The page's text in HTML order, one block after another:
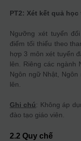
PT2: Xét kết quả học
Ngưỡng xét tuyển
điểm tối thiểu theo
hợp 3 môn xét tuyển
lên. Riêng các ngành
Ngôn ngữ Nhật,
lên.
Ghi chú: Không áp
đào tạo giáo viên.
2.2 Quy chế